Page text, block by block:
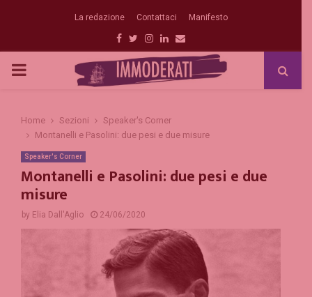
La redazione Contattaci Manifesto
Facebook
Twitter
Instagram
Linkedin
Email
PRIMARY
Home Sezioni
Speaker's Corner
Montanelli e Pasolini: due pesi e due misure
Speaker's Corner
Montanelli e Pasolini: due pesi e due
misure
by Elia Dall'Aglio 24/06/2020